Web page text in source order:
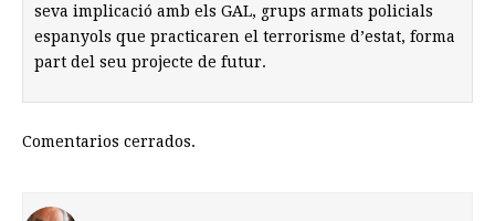
seva implicació amb els GAL, grups armats policials
espanyols que practicaren el terrorisme d’estat, forma
part del seu projecte de futur.
Comentarios cerrados.